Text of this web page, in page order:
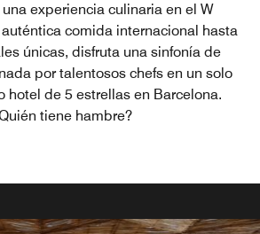
experiencia culinaria en el W
comida internacional hasta
únicas, disfruta una sinfonía de
por talentosos chefs en un solo
hotel de 5 estrellas en Barcelona.
tiene hambre?